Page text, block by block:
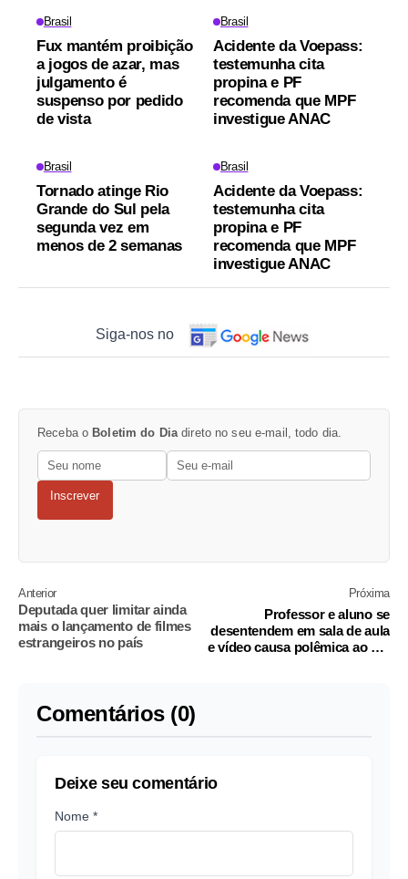
Brasil
Fux mantém proibição
a jogos de azar, mas
julgamento é
suspenso por pedido
de vista
Brasil
Acidente da Voepass:
testemunha cita
propina e PF
recomenda que MPF
investigue ANAC
Brasil
Tornado atinge Rio
Grande do Sul pela
segunda vez em
menos de 2 semanas
Brasil
Acidente da Voepass:
testemunha cita
propina e PF
recomenda que MPF
investigue ANAC
Siga-nos no
Receba o Boletim do Diadireto no seu e-mail, todo dia.
Inscrever
Anterior
Deputada quer limitar ainda
mais o lançamento de filmes
estrangeiros no país
Próxima
Professor e aluno se
desentendem em sala de aula
e vídeo causa polêmica ao ser
Comentários (0)
Deixe seu comentário
Nome *